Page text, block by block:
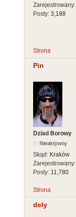
Zarejestrowany:
Posty: 3,188
Strona
Pin
Dziad Borowy
Nieaktywny
Skąd: Kraków
Zarejestrowany:
Posty: 11,780
Strona
dely